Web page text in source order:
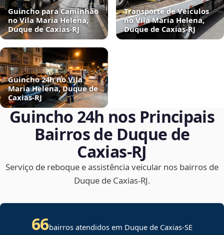
Guincho para Caminhão
no Vila Maria Helena,
Duque de Caxias‑RJ
Transporte de Veículos
no Vila Maria Helena,
Duque de Caxias‑RJ
Guincho 24h no Vila
Maria Helena, Duque de
Caxias‑RJ
Guincho 24h nos Principais
Bairros de Duque de
Caxias‑RJ
Serviço de reboque e assistência veicular nos bairros de
Duque de Caxias‑RJ.
66bairros atendidos em Duque de Caxias-SE